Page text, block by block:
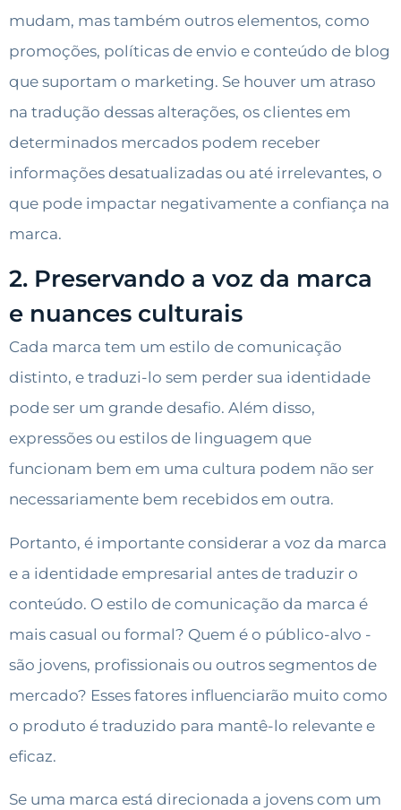
mudam, mas também outros elementos, como
promoções, políticas de envio e conteúdo de blog
que suportam o marketing. Se houver um atraso
na tradução dessas alterações, os clientes em
determinados mercados podem receber
informações desatualizadas ou até irrelevantes, o
que pode impactar negativamente a confiança na
marca.
2. Preservando a voz da marca
e nuances culturais
Cada marca tem um estilo de comunicação
distinto, e traduzi-lo sem perder sua identidade
pode ser um grande desafio. Além disso,
expressões ou estilos de linguagem que
funcionam bem em uma cultura podem não ser
necessariamente bem recebidos em outra.
Portanto, é importante considerar a voz da marca
e a identidade empresarial antes de traduzir o
conteúdo. O estilo de comunicação da marca é
mais casual ou formal? Quem é o público-alvo -
são jovens, profissionais ou outros segmentos de
mercado? Esses fatores influenciarão muito como
o produto é traduzido para mantê-lo relevante e
eficaz.
Se uma marca está direcionada a jovens com um